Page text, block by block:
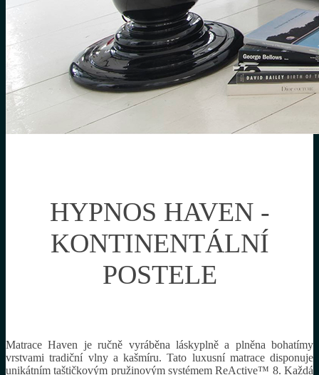
HYPNOS HAVEN -
KONTINENTÁLNÍ
POSTELE
Matrace Haven je ručně vyráběna láskyplně a plněna bohatímy
vrstvami tradiční vlny a kašmíru. Tato luxusní matrace disponuje
unikátním taštičkovým pružinovým systémem ReActive™ 8. Každá